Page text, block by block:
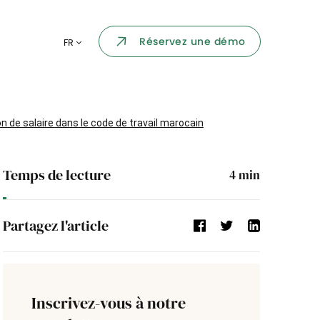
FR Réservez une démo
de salaire dans le code de travail marocain
Temps de lecture 4min
Partagez l'article
Inscrivez-vous à notre
des